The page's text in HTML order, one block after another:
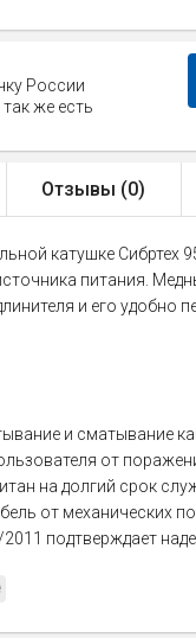
России
же есть
Отзывы (0)
катушке Сибртех
питания.
и его
и сматывание
от
на долгий срок
от механических
подтверждает